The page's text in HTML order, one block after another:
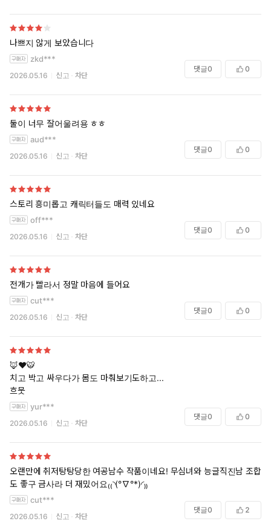
나쁘지 않게 보았습니다
zkd***
2026.05.16 신고 차단
댓글0 0
둘이 너무 잘어울려용 ㅎㅎ
aud***
2026.05.16 신고 차단
댓글0 0
스토리 흥미롭고 캐릭터들도 매력 있네요
off***
2026.05.16 신고 차단
댓글0 0
전개가 빨라서 정말 마음에 들어요
cut***
2026.05.16 신고 차단
댓글0 0
🦊❤️🐯
치고 박고 싸우다가 몸도 마춰보기도하고...
흐뭇
yur***
2026.05.16 신고 차단
댓글0 0
오랜만에 취저탕탕당한 여공남수 작품이네요! 무심녀와 능글직진남 조합
도 좋구 금사라 더 재밌어요₍₍◝(°∇°*)◜₎₎
cut***
2026.05.16 신고 차단
댓글0 2